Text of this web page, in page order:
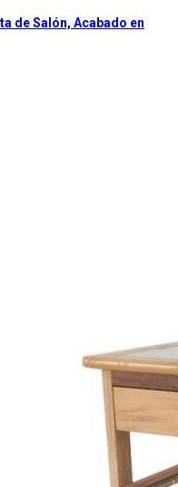
de Salón, Acabado en